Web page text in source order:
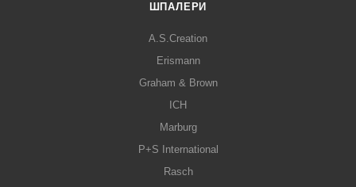
ШПАЛЕРИ
A.S.Creation
Erismann
Graham & Brown
ICH
Marburg
P+S International
Rasch